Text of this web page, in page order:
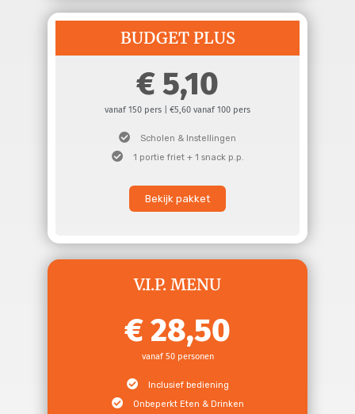
BUDGET PLUS
5,10
vanaf 150 pers | €5,60 vanaf 100 pers
Scholen & Instellingen
1 portie friet + 1 snack p.p.
Bekijk pakket
V.I.P. MENU
28,50
vanaf 50 personen
Inclusief bediening
Onbeperkt Eten & Drinken